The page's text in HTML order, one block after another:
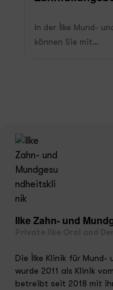
In der İlke Mund-
können Sie mit…
Ilke Zahn- und
Die İlke Klinik für Mund-
wurde 2011 als Klinik
betreibt seit 2018 mit